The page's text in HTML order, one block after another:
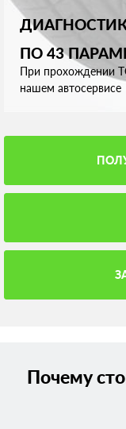
ПО 43
При прохождении
нашем автосервисе
Почему